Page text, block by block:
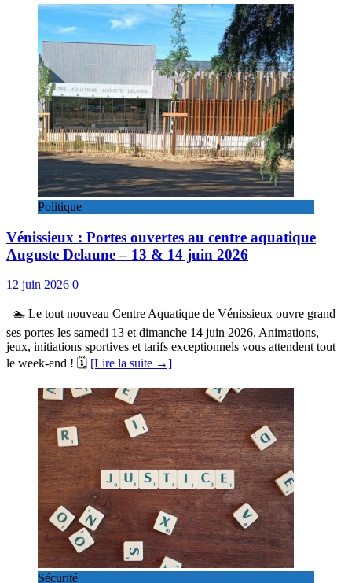
Politique
Vénissieux : Portes ouvertes au centre aquatique
Auguste Delaune – 13 & 14 juin 2026
12 juin 2026 0
🏊 Le tout nouveau Centre Aquatique de Vénissieux ouvre grand
ses portes les samedi 13 et dimanche 14 juin 2026. Animations,
jeux, initiations sportives et tarifs exceptionnels vous attendent tout
le week-end ! 🗓️ [Lire la suite →]
Sécurité